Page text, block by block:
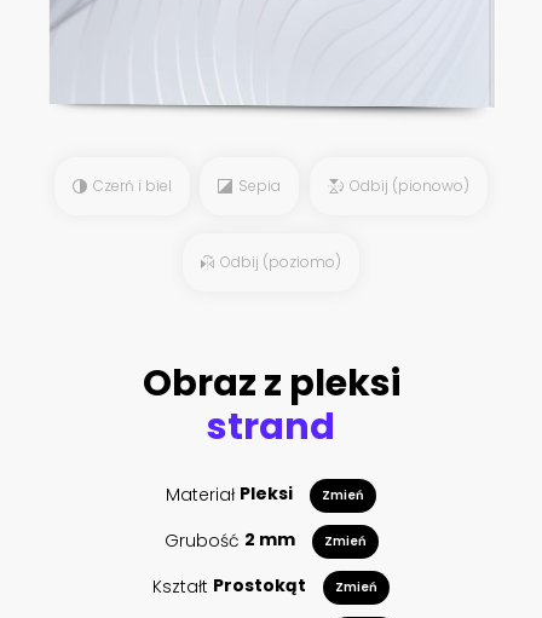
Czerń i biel Sepia Odbij (pionowo)
Odbij (poziomo)
Obraz z pleksi
strand
Materiał Pleksi Zmień
Grubość 2 mm Zmień
Kształt Prostokąt Zmień